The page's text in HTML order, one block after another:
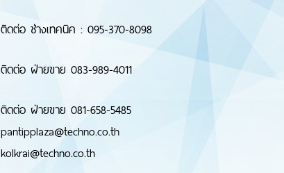
ติดต่อ ช่างเทคนิค : 095-370-8098
ติดต่อ ฝ่ายขาย 083-989-4011
ติดต่อ ฝ่ายขาย 081-658-5485
pantipplaza@techno.co.th
kolkrai@techno.co.th